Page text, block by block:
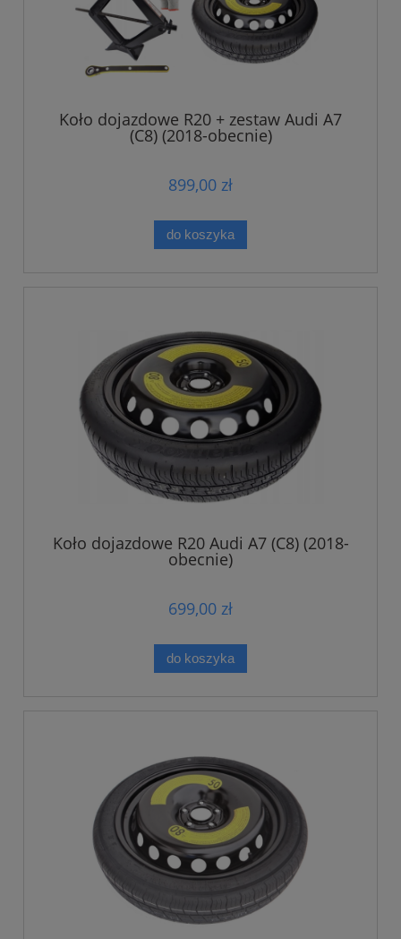
Koło dojazdowe R20 + zestaw Audi A7
(C8) (2018-obecnie)
899,00 zł
do koszyka
Koło dojazdowe R20 Audi A7 (C8) (2018-
obecnie)
699,00 zł
do koszyka